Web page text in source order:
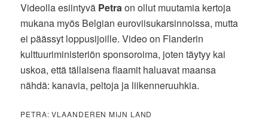
Videolla esiintyvä Petraon ollut muutamia kertoja
mukana myös Belgian euroviisukarsinnoissa, mutta
ei päässyt loppusijoille. Video on Flanderin
kulttuuriministeriön sponsoroima, joten täytyy kai
uskoa, että tällaisena flaamit haluavat maansa
nähdä: kanavia, peltoja ja liikenneruuhkia.
PETRA: VLAANDEREN MIJN LAND